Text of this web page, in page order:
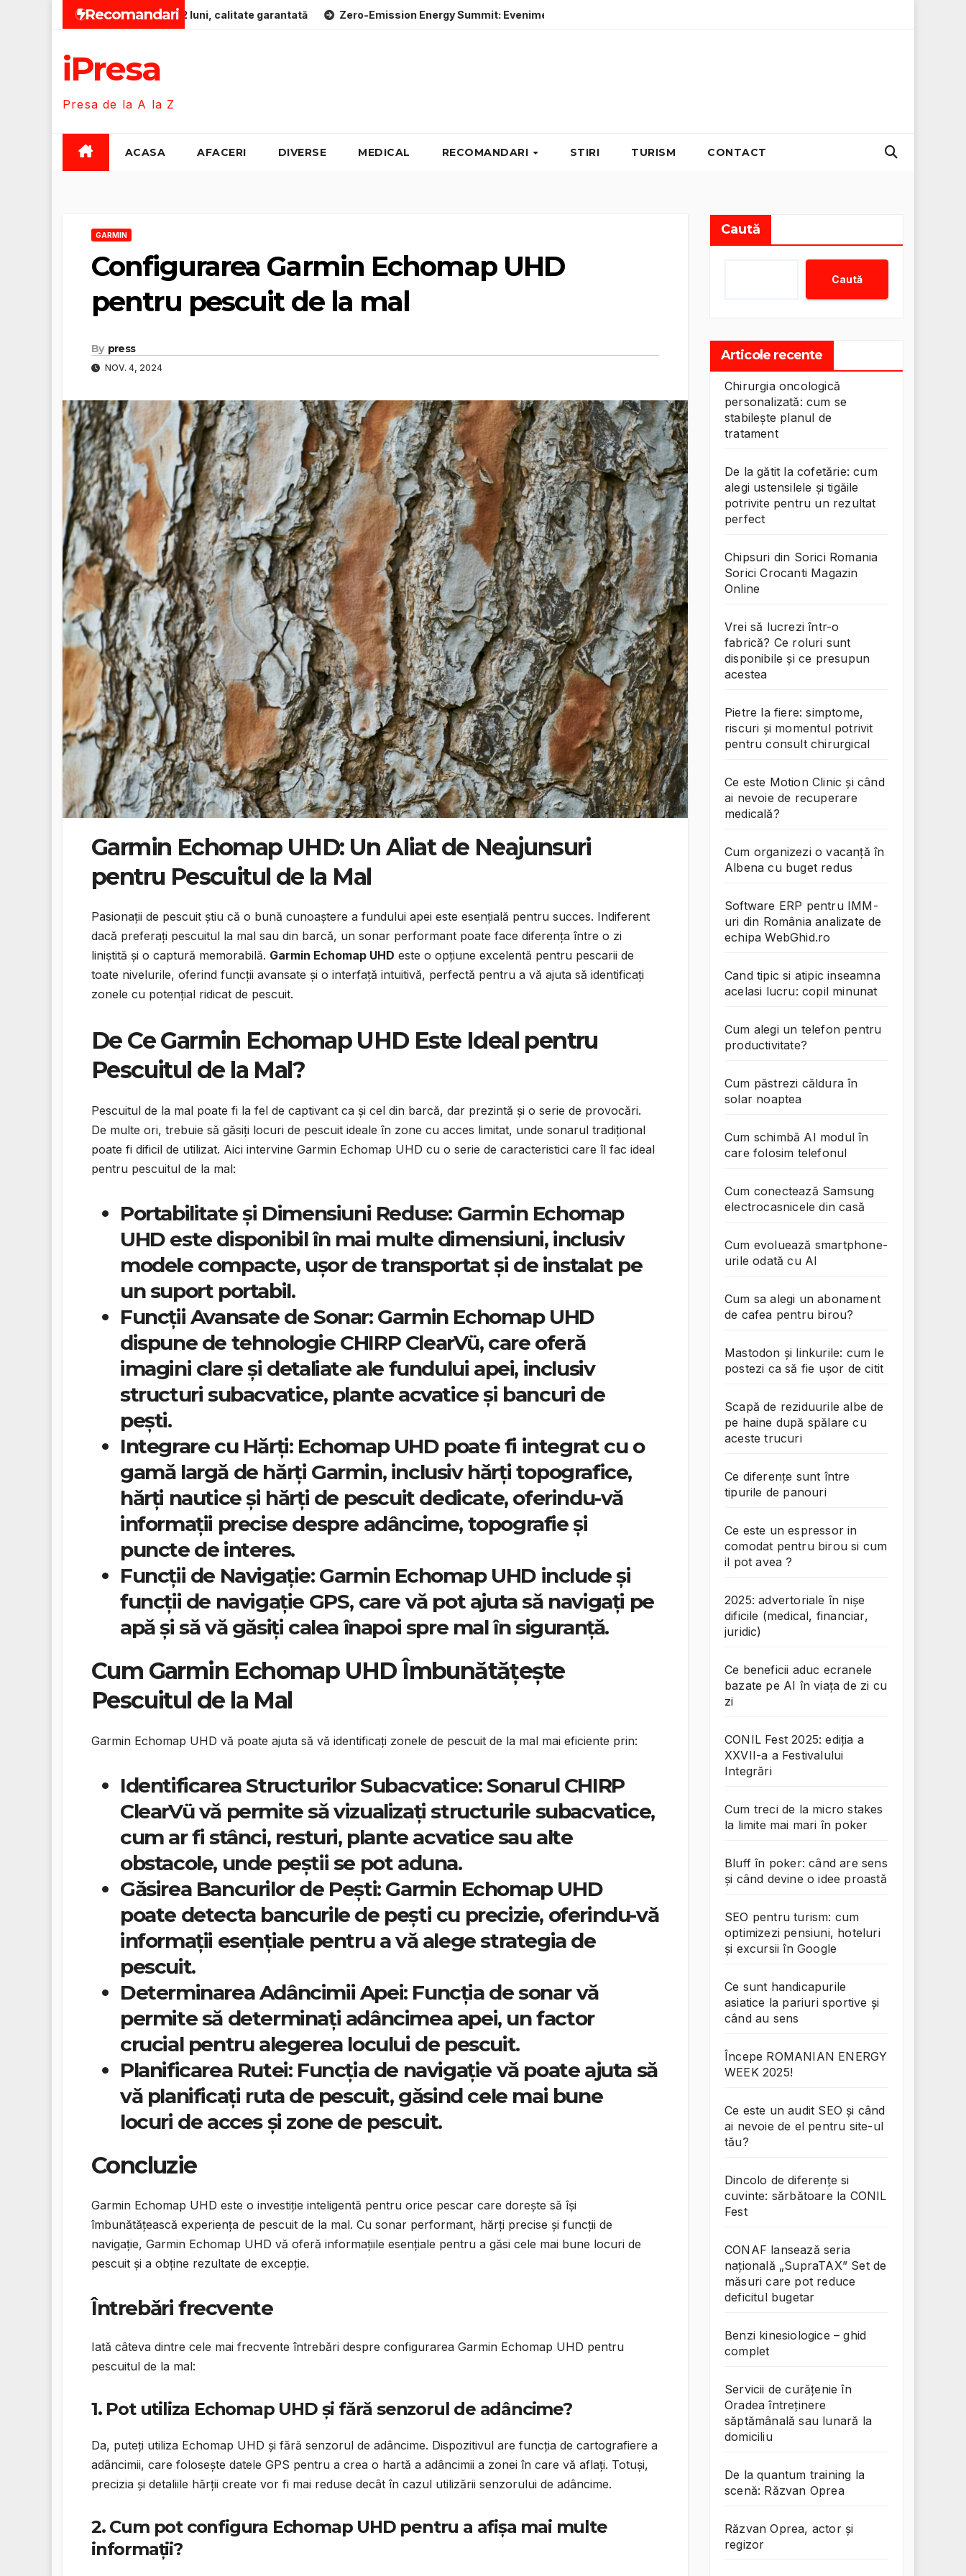
Recomandari
pentru bebeluși 0-12 luni, calitate garantată Zero-Emission Energy Summit: Evenimente energie despre soluții cu emisii zero
iPresa
Presa de la A la Z
ACASA AFACERI DIVERSE MEDICAL RECOMANDARI STIRI TURISM CONTACT
GARMIN
Configurarea Garmin Echomap UHD
pentru pescuit de la mal
By press
NOV. 4, 2024
Garmin Echomap UHD: Un Aliat de Neajunsuri
pentru Pescuitul de la Mal
Pasionații de pescuit știu că o bună cunoaștere a fundului apei este esențială pentru succes. Indiferent
dacă preferați pescuitul la mal sau din barcă, un sonar performant poate face diferența între o zi
liniștită și o captură memorabilă. Garmin Echomap UHD este o opțiune excelentă pentru pescarii de
toate nivelurile, oferind funcții avansate și o interfață intuitivă, perfectă pentru a vă ajuta să identificați
zonele cu potențial ridicat de pescuit.
De Ce Garmin Echomap UHD Este Ideal pentru
Pescuitul de la Mal?
Pescuitul de la mal poate fi la fel de captivant ca și cel din barcă, dar prezintă și o serie de provocări.
De multe ori, trebuie să găsiți locuri de pescuit ideale în zone cu acces limitat, unde sonarul tradițional
poate fi dificil de utilizat. Aici intervine Garmin Echomap UHD cu o serie de caracteristici care îl fac ideal
pentru pescuitul de la mal:
Portabilitate și Dimensiuni Reduse: Garmin Echomap
UHD este disponibil în mai multe dimensiuni, inclusiv
modele compacte, ușor de transportat și de instalat pe
un suport portabil.
Funcții Avansate de Sonar:Garmin Echomap UHD
dispune de tehnologie CHIRP ClearVü, care oferă
imagini clare și detaliate ale fundului apei, inclusiv
structuri subacvatice, plante acvatice și bancuri de
pești.
Integrare cu Hărți:Echomap UHD poate fi integrat cu o
gamă largă de hărți Garmin, inclusiv hărți topografice,
hărți nautice și hărți de pescuit dedicate, oferindu-vă
informații precise despre adâncime, topografie și
puncte de interes.
Funcții de Navigație:Garmin Echomap UHD include și
funcții de navigație GPS, care vă pot ajuta să navigați pe
apă și să vă găsiți calea înapoi spre mal în siguranță.
Cum Garmin Echomap UHD Îmbunătățește
Pescuitul de la Mal
Garmin Echomap UHD vă poate ajuta să vă identificați zonele de pescuit de la mal mai eficiente prin:
Identificarea Structurilor Subacvatice:Sonarul CHIRP
ClearVü vă permite să vizualizați structurile subacvatice,
cum ar fi stânci, resturi, plante acvatice sau alte
obstacole, unde peștii se pot aduna.
Găsirea Bancurilor de Pești:Garmin Echomap UHD
poate detecta bancurile de pești cu precizie, oferindu-vă
informații esențiale pentru a vă alege strategia de
pescuit.
Determinarea Adâncimii Apei:Funcția de sonar vă
permite să determinați adâncimea apei, un factor
crucial pentru alegerea locului de pescuit.
Planificarea Rutei:Funcția de navigație vă poate ajuta să
vă planificați ruta de pescuit, găsind cele mai bune
locuri de acces și zone de pescuit.
Concluzie
Garmin Echomap UHD este o investiție inteligentă pentru orice pescar care dorește să își
îmbunătățească experiența de pescuit de la mal. Cu sonar performant, hărți precise și funcții de
navigație, Garmin Echomap UHD vă oferă informațiile esențiale pentru a găsi cele mai bune locuri de
pescuit și a obține rezultate de excepție.
Întrebări frecvente
Iată câteva dintre cele mai frecvente întrebări despre configurarea Garmin Echomap UHD pentru
pescuitul de la mal:
1. Pot utiliza Echomap UHD și fără senzorul de adâncime?
Da, puteți utiliza Echomap UHD și fără senzorul de adâncime. Dispozitivul are funcția de cartografiere a
adâncimii, care folosește datele GPS pentru a crea o hartă a adâncimii a zonei în care vă aflați. Totuși,
precizia și detaliile hărții create vor fi mai reduse decât în cazul utilizării senzorului de adâncime.
2. Cum pot configura Echomap UHD pentru a afișa mai multe
informații?
Caută
Caută
Articole recente
Chirurgia oncologică
personalizată: cum se
stabilește planul de
tratament
De la gătit la cofetărie: cum
alegi ustensilele și tigăile
potrivite pentru un rezultat
perfect
Chipsuri din Sorici Romania
Sorici Crocanti Magazin
Online
Vrei să lucrezi într-o
fabrică? Ce roluri sunt
disponibile și ce presupun
acestea
Pietre la fiere: simptome,
riscuri și momentul potrivit
pentru consult chirurgical
Ce este Motion Clinic și când
ai nevoie de recuperare
medicală?
Cum organizezi o vacanță în
Albena cu buget redus
Software ERP pentru IMM-
uri din România analizate de
echipa WebGhid.ro
Cand tipic si atipic inseamna
acelasi lucru: copil minunat
Cum alegi un telefon pentru
productivitate?
Cum păstrezi căldura în
solar noaptea
Cum schimbă AI modul în
care folosim telefonul
Cum conectează Samsung
electrocasnicele din casă
Cum evoluează smartphone-
urile odată cu AI
Cum sa alegi un abonament
de cafea pentru birou?
Mastodon și linkurile: cum le
postezi ca să fie ușor de citit
Scapă de reziduurile albe de
pe haine după spălare cu
aceste trucuri
Ce diferențe sunt între
tipurile de panouri
Ce este un espressor in
comodat pentru birou si cum
il pot avea ?
2025: advertoriale în nișe
dificile (medical, financiar,
juridic)
Ce beneficii aduc ecranele
bazate pe AI în viața de zi cu
zi
CONIL Fest 2025: ediția a
XXVII-a a Festivalului
Integrări
Cum treci de la micro stakes
la limite mai mari în poker
Bluff în poker: când are sens
și când devine o idee proastă
SEO pentru turism: cum
optimizezi pensiuni, hoteluri
și excursii în Google
Ce sunt handicapurile
asiatice la pariuri sportive și
când au sens
Începe ROMANIAN ENERGY
WEEK 2025!
Ce este un audit SEO și când
ai nevoie de el pentru site-ul
tău?
Dincolo de diferențe si
cuvinte: sărbătoare la CONIL
Fest
CONAF lansează seria
națională „SupraTAX” Set de
măsuri care pot reduce
deficitul bugetar
Benzi kinesiologice – ghid
complet
Servicii de curățenie în
Oradea întreținere
săptămânală sau lunară la
domiciliu
De la quantum training la
scenă: Răzvan Oprea
Răzvan Oprea, actor și
regizor